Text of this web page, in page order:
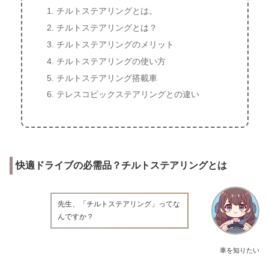
チルトステアリングとは。
チルトステアリングとは？
チルトステアリングのメリット
チルトステアリングの使い方
チルトステアリング搭載車
テレスコピックステアリングとの違い
快適ドライブの必需品？チルトステアリングとは
車を知りたい
先生、「チルトステアリング」ってな
んですか？